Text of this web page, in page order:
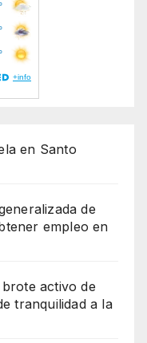
en Santo
de
empleo en
activo de
tranquilidad a la